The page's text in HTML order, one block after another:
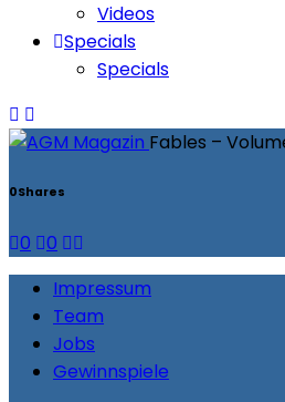
Videos
Specials
Specials
Fables –
0Shares
0
0
Impressum
Team
Jobs
Gewinnspiele